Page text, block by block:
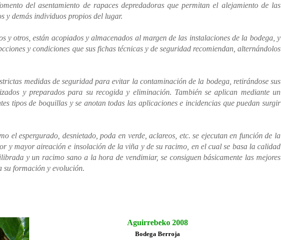
del asentamiento de rapaces depredadoras que permitan el alejamiento de las
y demás individuos propios del lugar.
y otros, están acopiados y almacenados al margen de las instalaciones de la bodega, y
y condiciones que sus fichas técnicas y de seguridad recomiendan, alternándolos
medidas de seguridad para evitar la contaminación de la bodega, retirándose sus
y preparados para su recogida y eliminación. También se aplican mediante un
tipos de boquillas y se anotan todas las aplicaciones e incidencias que puedan surgir
el espergurado, desnietado, poda en verde, aclareos, etc. se ejecutan en función de la
y mayor aireación e insolación de la viña y de su racimo, en el cual se basa la calidad
y un racimo sano a la hora de vendimiar, se consiguen básicamente las mejores
su formación y evolución.
Aguirrebeko 2008
Bodega Berroja